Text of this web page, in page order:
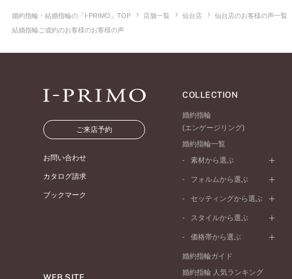
婚約指輪・結婚指輪の「I-PRIMO」TOP 店舗一覧 仙台店 仙台店のお客様の声一覧
結婚指輪ご成約のお客様のお客様の声
ご来店予約
お問い合わせ
カタログ請求
ブックマーク
COLLECTION
婚約指輪
(エンゲージリング)
婚約指輪一覧
素材から選ぶ
プラチナ
ピンクゴールド
ペールブラウンゴールド
フォルムから選ぶ
ストレートライン
V字ライン
セッティングから選ぶ
ソリテール
ダブルサイドメレ
ラインメレ
スタイルから選ぶ
シンプル
モード
エレガント
価格帯から選ぶ
50万円台～
婚約指輪ガイド
婚約指輪 人気ランキング